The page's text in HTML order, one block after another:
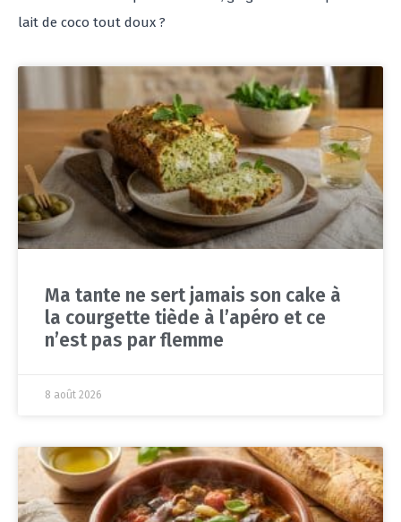
Ma tante ne sert jamais son cake à
la courgette tiède à l’apéro et ce
n’est pas par flemme
8 août 2026
lait de coco tout doux ?